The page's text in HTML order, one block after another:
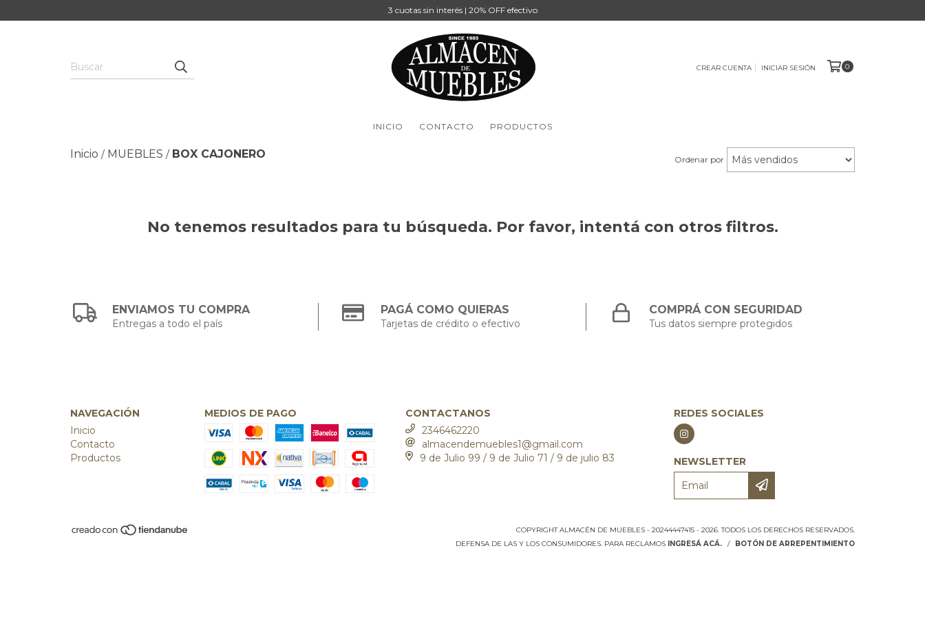
3 cuotas sin interés | 20% OFF efectivo
CREAR CUENTA INICIAR SESIÓN 0
INICIO CONTACTO PRODUCTOS
Inicio / MUEBLES / BOX CAJONERO Ordenar por
No tenemos resultados para tu búsqueda. Por favor, intentá con otros filtros.
ENVIAMOS TU COMPRA
Entregas a todo el país
PAGÁ COMO QUIERAS
Tarjetas de crédito o efectivo
COMPRÁ CON SEGURIDAD
Tus datos siempre protegidos
NAVEGACIÓN
Inicio
Contacto
Productos
MEDIOS DE PAGO
CONTACTANOS
2346462220
almacendemuebles1@gmail.com
9 de Julio 99 / 9 de Julio 71 / 9 de julio 83
REDES SOCIALES
NEWSLETTER
COPYRIGHT ALMACÉN DE MUEBLES - 20244447415 - 2026. TODOS LOS DERECHOS RESERVADOS.
DEFENSA DE LAS Y LOS CONSUMIDORES. PARA RECLAMOS INGRESÁ ACÁ. / BOTÓN DE ARREPENTIMIENTO